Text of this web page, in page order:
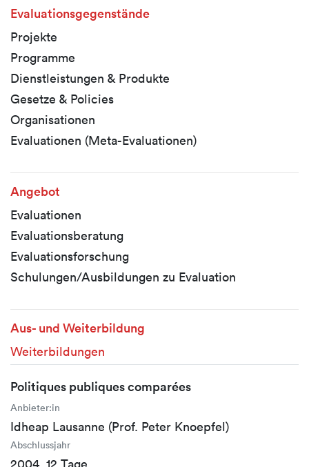
Evaluationsgegenstände
Projekte
Programme
Dienstleistungen & Produkte
Gesetze & Policies
Organisationen
Evaluationen (Meta-Evaluationen)
Angebot
Evaluationen
Evaluationsberatung
Evaluationsforschung
Schulungen/Ausbildungen zu Evaluation
Aus- und Weiterbildung
Weiterbildungen
Politiques publiques comparées
Anbieter:in
Idheap Lausanne (Prof. Peter Knoepfel)
Abschlussjahr
2004, 12 Tage